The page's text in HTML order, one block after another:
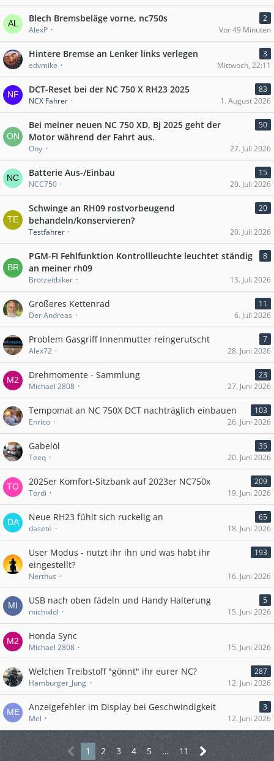
Blech Bremsbeläge vorne, nc750s
2
AlexP
Vor 49 Minuten
Hintere Bremse an Lenker links verlegen
3
edvmike
Mittwoch, 22:11
DCT-Reset bei der NC 750 X RH23 2025
83
NCX Fahrer
1. August 2026
Bei meiner neuen NC 750 XD, Bj 2025 geht der
Motor während der Fahrt aus.
50
Ony 27. Juli 2026
Batterie Aus-/Einbau
15
NCC750
20. Juli 2026
Schwinge an RH09 rostvorbeugend
behandeln/konservieren?
20
Testfahrer 20. Juli 2026
PGM-FI Fehlfunktion Kontrollleuchte leuchtet ständig
an meiner rh09
8
Brotzeitbiker 13. Juli 2026
Größeres Kettenrad
11
Der Andreas
6. Juli 2026
Problem Gasgriff Innenmutter reingerutscht
7
Alex72
28. Juni 2026
Drehmomente - Sammlung
23
Michael 2808
27. Juni 2026
Tempomat an NC 750X DCT nachträglich einbauen
103
Enrico
26. Juni 2026
Gabelöl
35
Teeq
20. Juni 2026
2025er Komfort-Sitzbank auf 2023er NC750x
209
Tordi
19. Juni 2026
Neue RH23 fühlt sich ruckelig an
65
dasete
18. Juni 2026
User Modus - nutzt ihr ihn und was habt ihr
eingestellt?
193
Nerthus 16. Juni 2026
USB nach oben fädeln und Handy Halterung
5
michixlol
15. Juni 2026
Honda Sync
Michael 2808 15. Juni 2026
Welchen Treibstoff "gönnt" ihr eurer NC?
287
Hamburger_Jung
12. Juni 2026
Anzeigefehler im Display bei Geschwindigkeit
3
Mel
12. Juni 2026
1 2 3 4 5 … 11